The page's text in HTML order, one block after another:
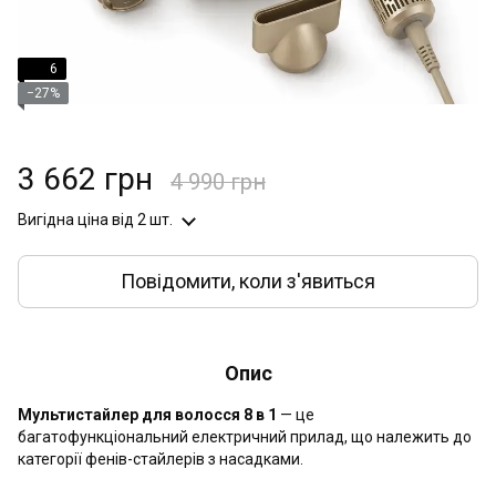
6
−27%
3 662 грн 4 990 грн
Вигідна ціна від 2 шт.
Повідомити, коли з'явиться
Опис
Мультистайлер для волосся 8 в 1 — це
багатофункціональний електричний прилад, що належить до
категорії фенів-стайлерів з насадками.